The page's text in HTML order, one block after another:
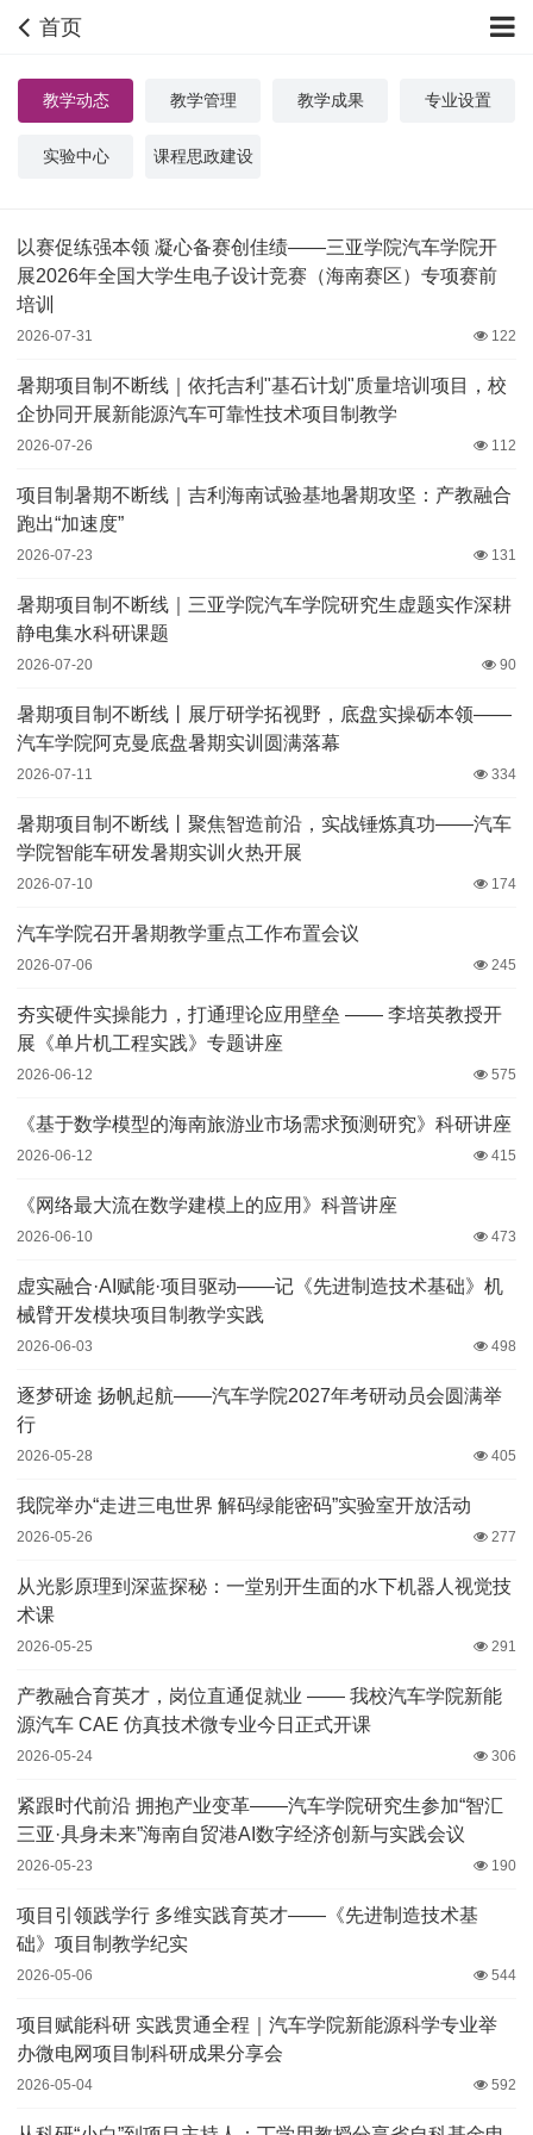
首页
教学动态 教学管理 教学成果 专业设置
实验中心 课程思政建设
以赛促练强本领 凝心备赛创佳绩——三亚学院汽车学院开
展2026年全国大学生电子设计竞赛（海南赛区）专项赛前
培训
2026-07-31 122
暑期项目制不断线｜依托吉利"基石计划"质量培训项目，校
企协同开展新能源汽车可靠性技术项目制教学
2026-07-26 112
项目制暑期不断线｜吉利海南试验基地暑期攻坚：产教融合
跑出“加速度”
2026-07-23 131
暑期项目制不断线｜三亚学院汽车学院研究生虚题实作深耕
静电集水科研课题
2026-07-20 90
暑期项目制不断线丨展厅研学拓视野，底盘实操砺本领——
汽车学院阿克曼底盘暑期实训圆满落幕
2026-07-11 334
暑期项目制不断线丨聚焦智造前沿，实战锤炼真功——汽车
学院智能车研发暑期实训火热开展
2026-07-10 174
汽车学院召开暑期教学重点工作布置会议
2026-07-06 245
夯实硬件实操能力，打通理论应用壁垒 —— 李培英教授开
展《单片机工程实践》专题讲座
2026-06-12 575
《基于数学模型的海南旅游业市场需求预测研究》科研讲座
2026-06-12 415
《网络最大流在数学建模上的应用》科普讲座
2026-06-10 473
虚实融合·AI赋能·项目驱动——记《先进制造技术基础》机
械臂开发模块项目制教学实践
2026-06-03 498
逐梦研途 扬帆起航——汽车学院2027年考研动员会圆满举
行
2026-05-28 405
我院举办“走进三电世界 解码绿能密码”实验室开放活动
2026-05-26 277
从光影原理到深蓝探秘：一堂别开生面的水下机器人视觉技
术课
2026-05-25 291
产教融合育英才，岗位直通促就业 —— 我校汽车学院新能
源汽车 CAE 仿真技术微专业今日正式开课
2026-05-24 306
紧跟时代前沿 拥抱产业变革——汽车学院研究生参加“智汇
三亚·具身未来”海南自贸港AI数字经济创新与实践会议
2026-05-23 190
项目引领践学行 多维实践育英才——《先进制造技术基
础》项目制教学纪实
2026-05-06 544
项目赋能科研 实践贯通全程｜汽车学院新能源科学专业举
办微电网项目制科研成果分享会
2026-05-04 592